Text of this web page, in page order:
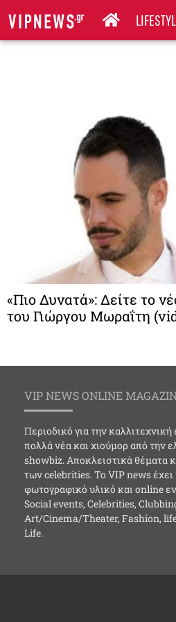
«Πιο Δυνατά»: Δείτε το
του Γιώργου Μωραΐτη
VIP NEWS ONLINE
Περιοδικό για την
πολλά νέα και χιούμορ από την
showbiz. Αποκλειστικά θέματα
των celebrities. Το VIP news έχει
φωτογραφικό υλικό και online
Social events, Celebrities,
Art/Cinema/Theater, Fashion,
Life.